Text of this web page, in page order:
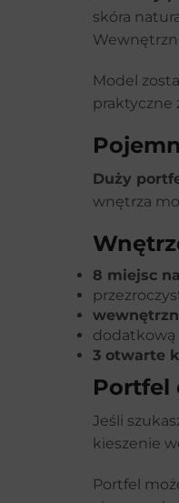
skóra
Model
praktyczne
Duży
wnętrza
8 miejsc
dodatkową
3 otwarte
Portfel
Jeśli
kieszenie
Portfel